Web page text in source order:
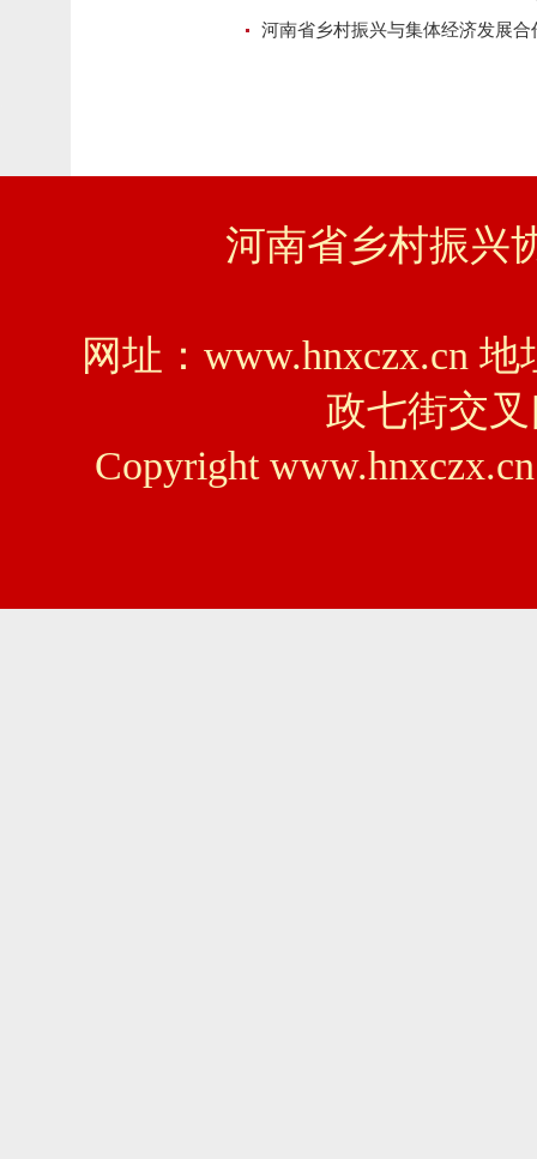
河南省乡村振兴与集体经济发展合
河南省乡村振兴
网址：www.hnxczx.cn
政七街交
Copyright